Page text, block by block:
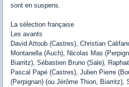
sont en suspens.
La sélection française
Les avants
David Attoub (Castres), Christian
Montanella (Auch), Nicolas Mas
Biarritz), Sébastien Bruno (Sale),
Pascal Papé (Castres), Julien Pierre
(Perpignan) (ou Jérôme Thion, Biarritz),